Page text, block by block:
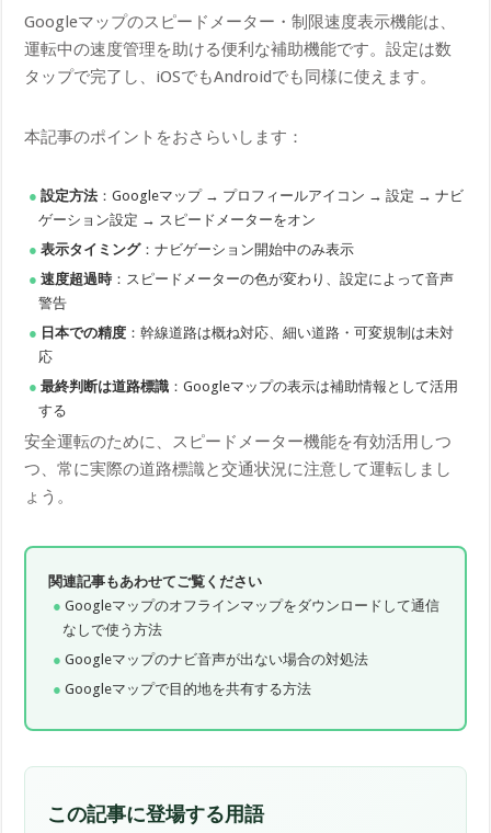
Googleマップのスピードメーター・制限速度表示機能は、
運転中の速度管理を助ける便利な補助機能です。設定は数
タップで完了し、iOSでもAndroidでも同様に使えます。
本記事のポイントをおさらいします：
設定方法 ：Googleマップ → プロフィールアイコン → 設定 → ナビ
ゲーション設定 → スピードメーターをオン
表示タイミング：ナビゲーション開始中のみ表示
速度超過時 ：スピードメーターの色が変わり、設定によって音声
警告
日本での精度 ：幹線道路は概ね対応、細い道路・可変規制は未対
応
最終判断は道路標識 ：Googleマップの表示は補助情報として活用
する
安全運転のために、スピードメーター機能を有効活用しつ
つ、常に実際の道路標識と交通状況に注意して運転しまし
ょう。
関連記事もあわせてご覧ください
Googleマップのオフラインマップをダウンロードして通信
なしで使う方法
Googleマップのナビ音声が出ない場合の対処法
Googleマップで目的地を共有する方法
この記事に登場する用語